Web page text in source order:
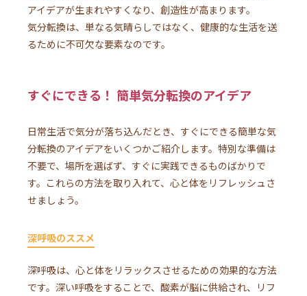
アイデアが生まれやすくなり、創造性が高まります。
気分転換は、単なる気晴らしではなく、健康的な生活を送
るために不可欠な要素なのです。
すぐにできる！ 簡単気分転換のアイデア
日常生活で気分が落ち込んだとき、すぐにできる簡単な気
分転換のアイデアをいくつかご紹介します。特別な準備は
不要で、場所を選ばず、すぐに実践できるものばかりで
す。これらの方法を取り入れて、心と体をリフレッシュさ
せましょう。
深呼吸のススメ
深呼吸は、心と体をリラックスさせるための効果的な方法
です。深い呼吸をすることで、酸素が脳に供給され、リフ